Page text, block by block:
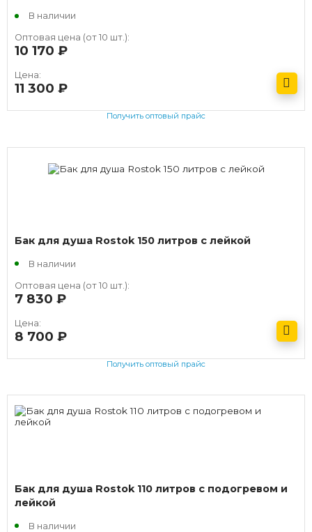
В наличии
Оптовая цена (от 10 шт.):
10 170
Цена:
11 300
Получить оптовый прайс
Бак для душа Rostok 150 литров с лейкой
В наличии
Оптовая цена (от 10 шт.):
7 830
Цена:
8 700
Получить оптовый прайс
Бак для душа Rostok 110 литров с подогревом и
лейкой
В наличии